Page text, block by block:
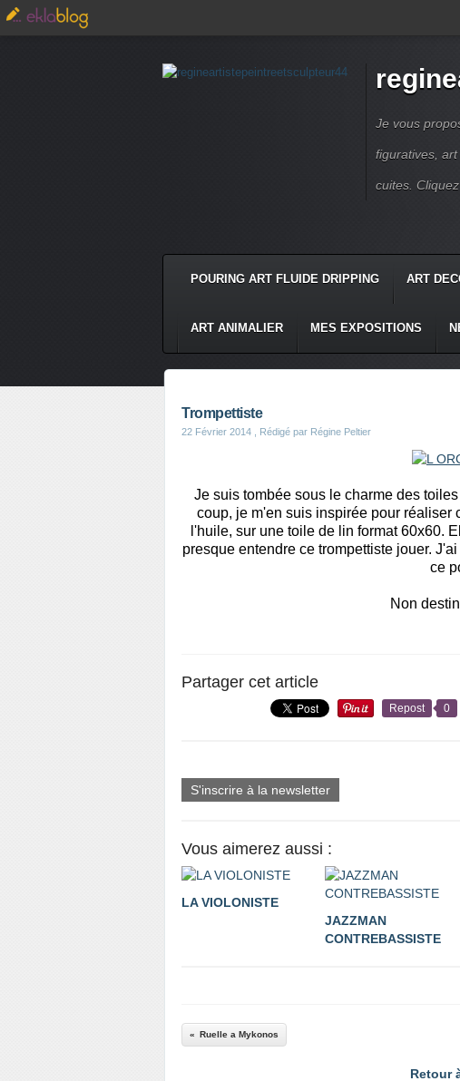
Je vous
figuratives,
cuites.
POURING ART FLUIDE DRIPPING ART
ART ANIMALIER MES EXPOSITIONS
Trompettiste
22 Février 2014 , Rédigé par Régine Peltier
Je suis tombée sous le charme des
coup, je m'en suis inspirée pour réaliser
l'huile, sur une toile de lin format 60x60.
presque entendre ce trompettiste jouer.
ce
Non
Partager cet article
Repost 0
S'inscrire à la newsletter
Vous aimerez aussi :
LA VIOLONISTE
JAZZMAN
CONTREBASSISTE
Ruelle a Mykonos
Retour